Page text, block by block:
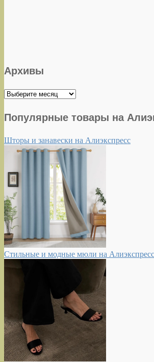
Архивы
Архивы
Популярные товары на
Шторы и занавески на Алиэкспресс
Стильные и модные мюли на Алиэкспресс